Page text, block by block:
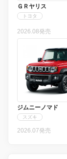
ＧＲヤリス
トヨタ
2026.08発売
ジムニーノマド
スズキ
2026.07発売